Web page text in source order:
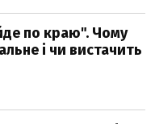
по краю". Чому
і чи вистачить